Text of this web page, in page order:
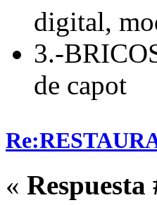
digital,
3.-
de capot
« Respuesta